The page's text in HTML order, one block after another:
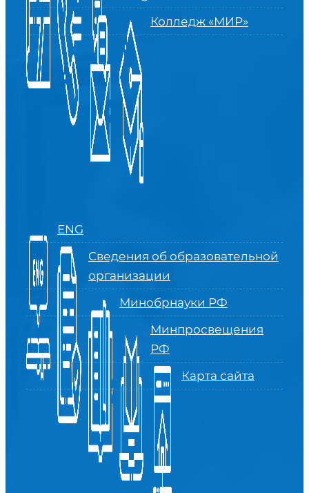
Колледж «МИР»
ENG
Сведения об образовательной
организации
Минобрнауки РФ
Минпросвещения
РФ
Карта сайта